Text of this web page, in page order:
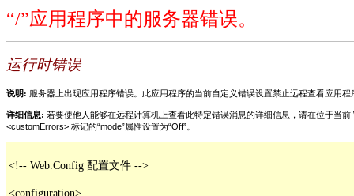
“/”应用程序中的服务器错误。
运行时错误
说明: 服务器上出现应用程序错误。此应用程序的当前自定义错误设置禁止远程查看应用
详细信息: 若要使他人能够在远程计算机上查看此特定错误消息的详细信息，请在位于当
<customErrors> 标记的“mode”属性设置为“Off”。
<!-- Web.Config 配置文件 -->
<configuration>